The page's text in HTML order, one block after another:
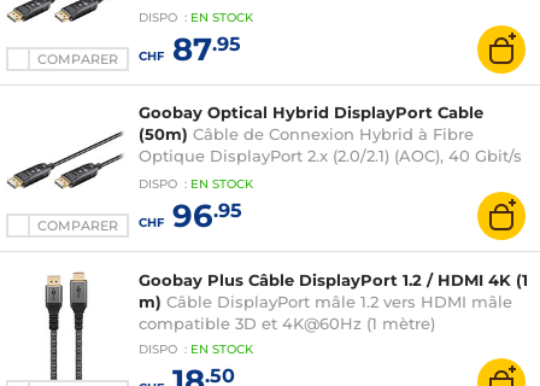
COMPARER
(30 mètres)
DISPO : EN STOCK
CHF87.95
COMPARER
Goobay Optical Hybrid DisplayPort Cable
(50m) Câble de Connexion Hybrid à Fibre
Optique DisplayPort 2.x (2.0/2.1) (AOC), 40 Gbit/s
(50 mètres)
DISPO : EN STOCK
CHF96.95
Goobay Plus Câble DisplayPort 1.2 / HDMI 4K (1
m) Câble DisplayPort mâle 1.2 vers HDMI mâle
compatible 3D et 4K@60Hz (1 mètre)
DISPO : EN STOCK
.50